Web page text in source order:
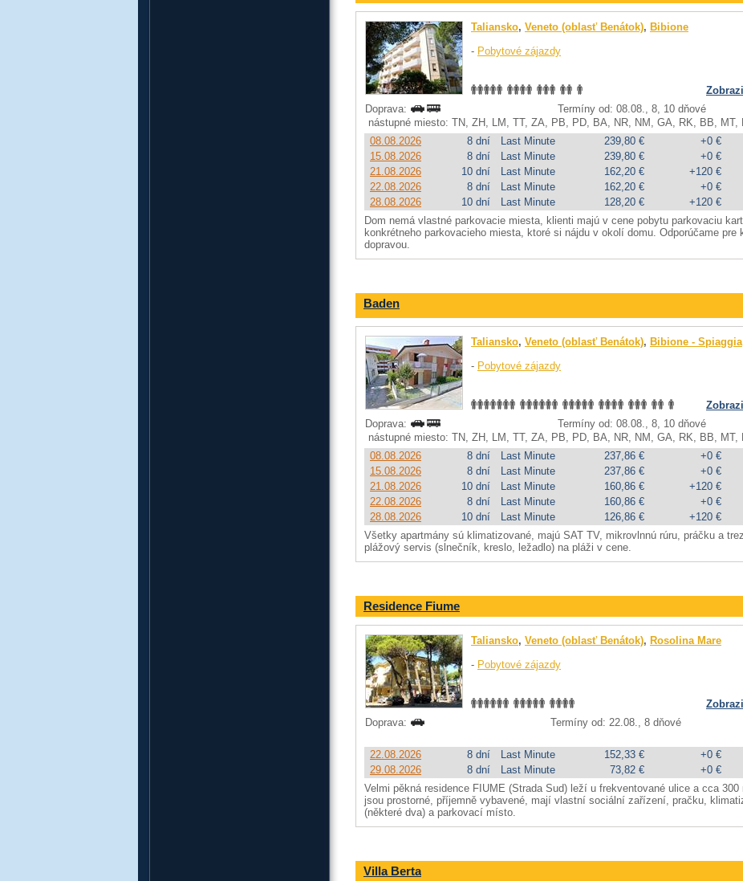
Taliansko, Veneto (oblasť Benátok), Bibione
- Pobytové zájazdy
Doprava:
Termíny od: 08.08., 8, 10 dňové
nástupné miesto: TN, ZH, LM, TT, ZA, PB, PD, BA, NR, NM, GA, RK, BB,
08.08.2026
8 dní Last Minute 239,80 €
+0 €
15.08.2026
8 dní Last Minute 239,80 €
+0 €
21.08.2026
10 dní Last Minute 162,20 €
+120 €
22.08.2026
8 dní Last Minute 162,20 €
+0 €
28.08.2026
10 dní Last Minute 128,20 €
+120 €
Dom nemá vlastné parkovacie miesta, klienti majú v cene pobytu parkovaciu
konkrétneho parkovacieho miesta, ktoré si nájdu v okolí domu. Odporúčame
dopravou.
Baden
Taliansko, Veneto (oblasť Benátok), Bibione - Spiaggia
- Pobytové zájazdy
Doprava:
Termíny od: 08.08., 8, 10 dňové
nástupné miesto: TN, ZH, LM, TT, ZA, PB, PD, BA, NR, NM, GA, RK, BB,
08.08.2026
8 dní Last Minute 237,86 €
+0 €
15.08.2026
8 dní Last Minute 237,86 €
+0 €
21.08.2026
10 dní Last Minute 160,86 €
+120 €
22.08.2026
8 dní Last Minute 160,86 €
+0 €
28.08.2026
10 dní Last Minute 126,86 €
+120 €
Všetky apartmány sú klimatizované, majú SAT TV, mikrovlnnú rúru, práčku a
plážový servis (slnečník, kreslo, ležadlo) na pláži v cene.
Residence Fiume
Taliansko, Veneto (oblasť Benátok), Rosolina Mare
- Pobytové zájazdy
Doprava:
Termíny od: 22.08., 8 dňové
22.08.2026 8 dní Last Minute 152,33 €
+0 €
29.08.2026
8 dní Last Minute 73,82 €
+0 €
Velmi pěkná residence FIUME (Strada Sud) leží u frekventované ulice a cca
jsou prostorné, příjemně vybavené, mají vlastní sociální zařízení, pračku,
(některé dva) a parkovací místo.
Villa Berta